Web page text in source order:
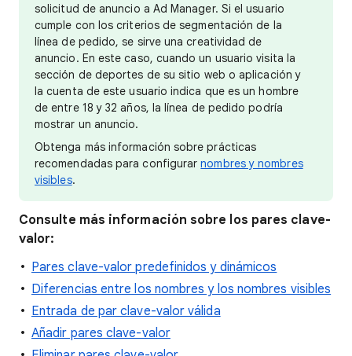
solicitud de anuncio a Ad Manager. Si el usuario
cumple con los criterios de segmentación de la
línea de pedido, se sirve una creatividad de
anuncio. En este caso, cuando un usuario visita la
sección de deportes de su sitio web o aplicación y
la cuenta de este usuario indica que es un hombre
de entre 18 y 32 años, la línea de pedido podría
mostrar un anuncio.
Obtenga más información sobre prácticas
recomendadas para configurarnombres y nombres
visibles.
Consulte más información sobre los pares clave-
valor:
Pares clave-valor predefinidos y dinámicos
Diferencias entre los nombres y los nombres visibles
Entrada de par clave-valor válida
Añadir pares clave-valor